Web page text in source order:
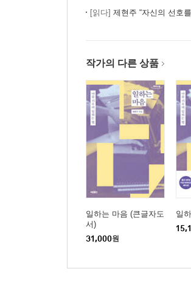
10장 안톤의 실명
불교적 가치론
민주주의가 제대로 돌아가게
안톤의 실명 극복하기
한국어판 해제: 경제적으로,
옮긴이의 말: 시장을 구하는 정
찾아보기
[읽다] 제현주 “자신의 선호
작가의 다른 상품
일하는 마음 (큰글자도
서)
31,000원
일